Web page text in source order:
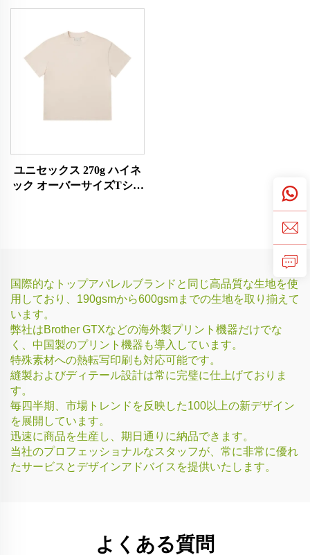
ユニセックス 270g ハイネ
ック オーバーサイズTシャ
国際的なトップアパレルブランドと同じ高品質な生地を使
用しており、190gsmから600gsmまでの生地を取り揃えて
います。
弊社はBrother GTXなどの海外製プリント機器だけでな
く、中国製のプリント機器も導入しています。
特殊素材への熱転写印刷も対応可能です。
縫製およびディテール設計は常に完璧に仕上げておりま
す。
毎四半期、市場トレンドを反映した100以上の新デザイン
を展開しています。
迅速に商品を生産し、期日通りに納品できます。
当社のプロフェッショナルなスタッフが、常に非常に優れ
たサービスとデザインアドバイスを提供いたします。
よくある質問